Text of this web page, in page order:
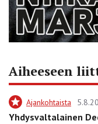
Aiheeseen
Ajankohtaista
Yhdysvaltalainen